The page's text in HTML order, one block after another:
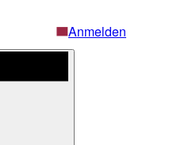
Anmelden